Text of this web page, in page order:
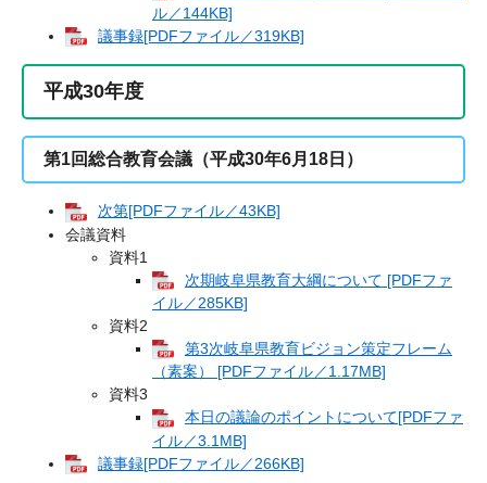
ル／144KB]
議事録[PDFファイル／319KB]
平成30年度
第1回総合教育会議（平成30年6月18日）
次第[PDFファイル／43KB]
会議資料
資料1
次期岐阜県教育大綱について [PDFファ
イル／285KB]
資料2
第3次岐阜県教育ビジョン策定フレーム
（素案） [PDFファイル／1.17MB]
資料3
本日の議論のポイントについて[PDFファ
イル／3.1MB]
議事録[PDFファイル／266KB]